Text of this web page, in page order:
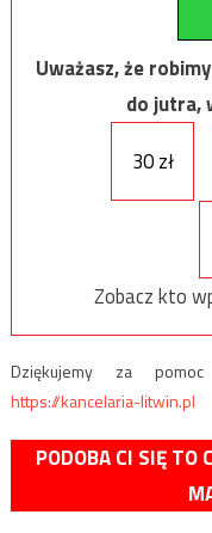
Uważasz, że
do jutra,
30 zł
Zobacz kto
Dziękujemy za
https://kancelaria-litwin.pl
PODOBA CI SIĘ TO